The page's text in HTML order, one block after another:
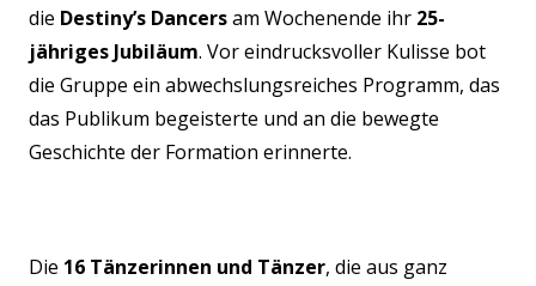
die Destiny’s Dancersam Wochenende ihr 25-
jähriges Jubiläum. Vor eindrucksvoller Kulisse bot
die Gruppe ein abwechslungsreiches Programm, das
das Publikum begeisterte und an die bewegte
Geschichte der Formation erinnerte.
Die 16 Tänzerinnen und Tänzer, die aus ganz